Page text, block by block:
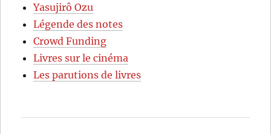
Yasujirô Ozu
Légende des notes
Crowd Funding
Livres sur le cinéma
Les parutions de livres